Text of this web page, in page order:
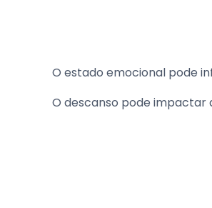
O estado emocional pode
O descanso pode impactar